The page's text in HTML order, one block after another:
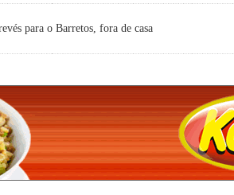
para o Barretos, fora de casa